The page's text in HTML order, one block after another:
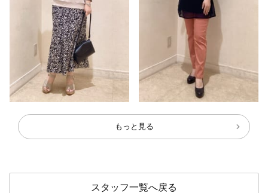
もっと見る
スタッフ一覧へ戻る